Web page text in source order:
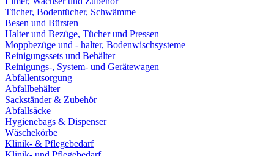
Tücher, Bodentücher, Schwämme
Besen und Bürsten
Halter und Bezüge, Tücher und Pressen
Moppbezüge und - halter, Bodenwischsysteme
Reinigungssets und Behälter
Reinigungs-, System- und Gerätewagen
Abfallentsorgung
Abfallbehälter
Sackständer & Zubehör
Abfallsäcke
Hygienebags & Dispenser
Wäschekörbe
Klinik- & Pflegebedarf